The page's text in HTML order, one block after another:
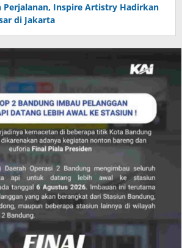
Perjalanan, Inspire Artistry Hadirkan
di Jakarta